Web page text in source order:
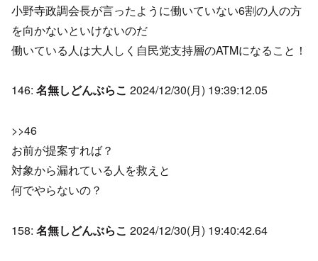
小野寺政調会長が言ったように働いていない6割の人の方
を向かないといけないのだ
働いている人は大人しく自民党支持層のATMになること！
146: 名無しどんぶらこ 2024/12/30(月) 19:39:12.05
>>46
お前が提案すれば？
対象から漏れている人を救えと
何でやらないの？
158: 名無しどんぶらこ 2024/12/30(月) 19:40:42.64